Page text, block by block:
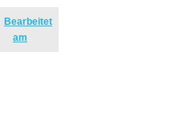
Bearbeitet
am